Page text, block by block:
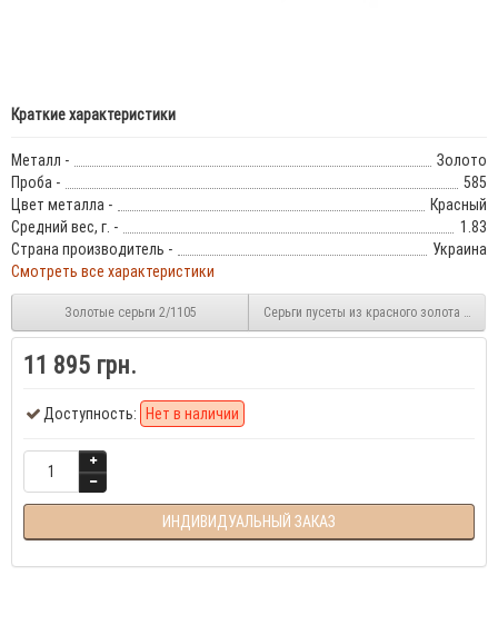
Краткие характеристики
Металл -
Золото
Проба -
585
Цвет металла -
Красный
Средний вес, г. -
1.83
Страна производитель -
Украина
Смотреть все характеристики
Золотые серьги 2/1105 Серьги пусеты из красного золота 2/
11 895 грн.
Доступность: Нет в наличии
ИНДИВИДУАЛЬНЫЙ ЗАКАЗ